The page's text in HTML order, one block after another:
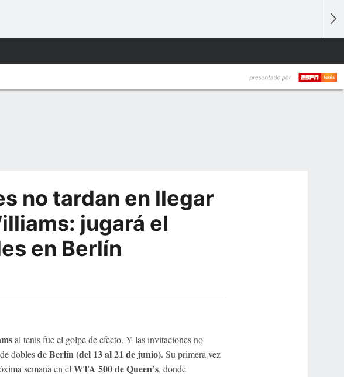
no tardan en llegar
jugará el
en Berlín
al tenis fue el golpe de efecto. Y las invitaciones no
doblesde Berlín (del 13 al 21 de junio).Su primera vez
semana en el WTA 500 de Queen’s, donde